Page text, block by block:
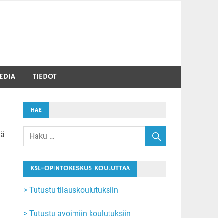
TIEDOT
HAE
KSL-OPINTOKESKUS KOULUTTAA
> Tutustu tilauskoulutuksiin
> Tutustu avoimiin koulutuksiin